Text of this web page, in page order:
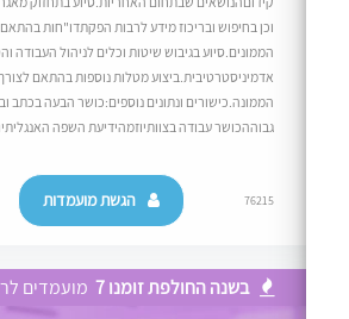
וכן בחיפוש ובריכוז מידע לרבות הפקתדו"חות בהתאם להנחיית
הממונים.סיוע בגיבוש שיטות וכלים לניהול העבודה
אדמיניסטרטיבית.ביצוע מטלות נוספות בהתאם לצורך ועל פי
הממונה.כישורים ונתונים נוספים:כושר הבעה בכתב ובעל פה
גבוההכושר עבודה בצוותיוזמהידיעת השפה האנגליתיחסי
הגשת מועמדות
בשנה החולפת זומנו 7 מועמדים לראיון